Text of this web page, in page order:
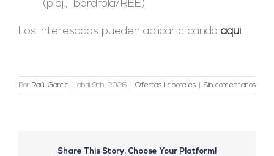
(p.ej., Iberdrola/REE).
Los interesados pueden aplicar clicando aquí
Por Raúl García abril 9th, 2026 Ofertas Laborales Sin comentarios
Share This Story, Choose Your Platform!